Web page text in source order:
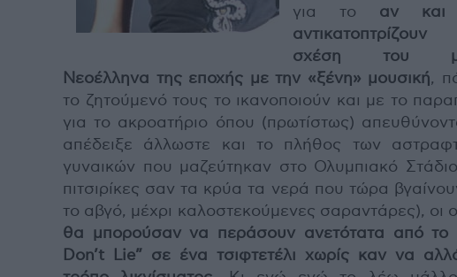
για το αν
σχέση του
Νεοέλληνα της εποχής με την «ξένη» μουσική,
το ζητούμενό τους το ικανοποιούν και με το
για το ακροατήριο όπου (πρωτίστως)
απέδειξε άλλωστε και το πλήθος των
γυναικών που μαζεύτηκαν στο Ολυμπιακό
πιτσιρίκες σαν τα κρύα τα νερά που τώρα
το αβγό, μέχρι καλοστεκούμενες σαραντάρες), οι
θα μπορούσαν να περάσουν ανετότατα από το
Don’t Lie” σε ένα τσιφτετέλι χωρίς καν να